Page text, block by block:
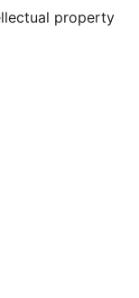
property